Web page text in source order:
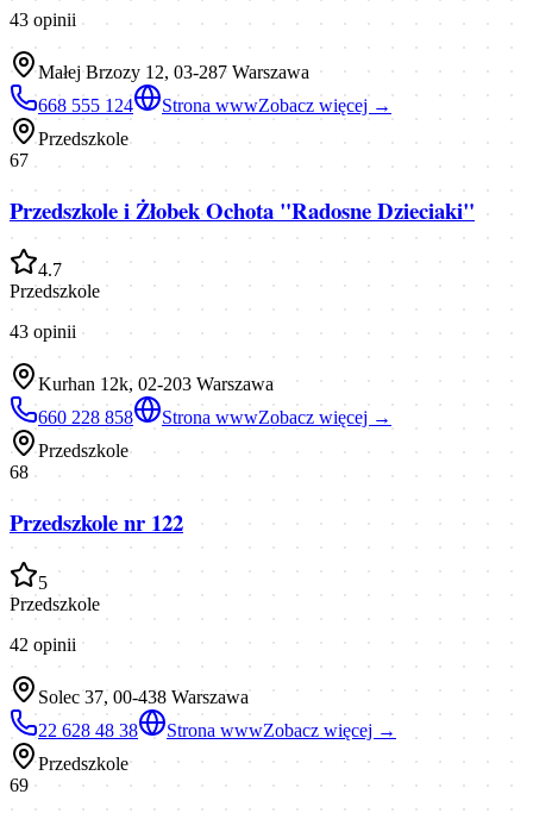
43 opinii
Małej Brzozy 12, 03-287 Warszawa
668 555 124
Strona wwwZobacz więcej →
Przedszkole
67
Przedszkole i Żłobek Ochota "Radosne Dzieciaki"
4.7
Przedszkole
43 opinii
Kurhan 12k, 02-203 Warszawa
660 228 858
Strona wwwZobacz więcej →
Przedszkole
68
Przedszkole nr 122
5
Przedszkole
42 opinii
Solec 37, 00-438 Warszawa
22 628 48 38
Strona wwwZobacz więcej →
Przedszkole
69